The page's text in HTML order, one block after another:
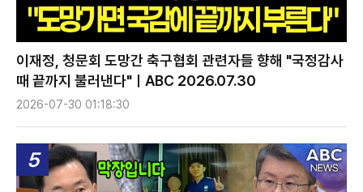
이재정, 청문회 도망간 축구협회 관련자들 향해 "국정감사
때 끝까지 불러낸다"ㅣABC 2026.07.30
2026-07-30 01:18:30
5